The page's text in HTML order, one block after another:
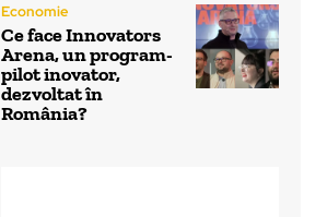
Economie
Ce face Innovators
Arena, un program-
pilot inovator,
dezvoltat în
România?